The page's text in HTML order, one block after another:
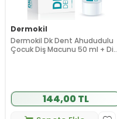
Dermokil
Dermokil Dk Dent Ahududulu
Çocuk Diş Macunu 50 ml + Diş
144,00 TL